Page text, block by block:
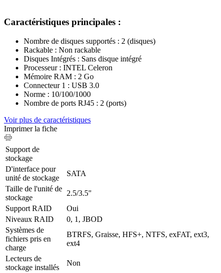
Caractéristiques principales :
Nombre de disques supportés : 2 (disques)
Rackable : Non rackable
Disques Intégrés : Sans disque intégré
Processeur : INTEL Celeron
Mémoire RAM : 2 Go
Connecteur 1 : USB 3.0
Norme : 10/100/1000
Nombre de ports RJ45 : 2 (ports)
Voir plus de caractéristiques
Imprimer la fiche
Support de
stockage
D'interface pour
unité de stockage
SATA
Taille de l'unité de
stockage
2.5/3.5"
Support RAID
Oui
Niveaux RAID
0, 1, JBOD
Systèmes de
fichiers pris en
charge
BTRFS, Graisse, HFS+, NTFS, exFAT, ext3,
ext4
Lecteurs de
stockage installés
Non